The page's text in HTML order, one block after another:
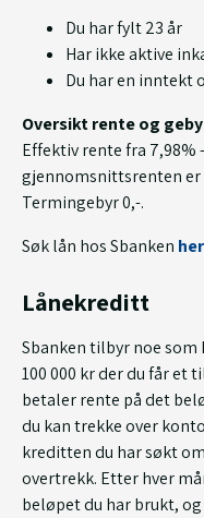
Du har fylt 23 år
Har ikke aktive
Du har en inntekt
Oversikt rente og
Effektiv rente fra 7,98%
gjennomsnittsrenten er
Termingebyr 0,-.
Søk lån hos Sbanken her
Lånekreditt
Sbanken tilbyr noe
100 000 kr der du får
betaler rente på det
du kan trekke over
kreditten du har søkt
overtrekk. Etter hver
beløpet du har brukt,